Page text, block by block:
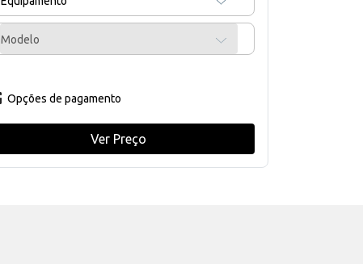
Modelo
Opções de pagamento
Ver Preço